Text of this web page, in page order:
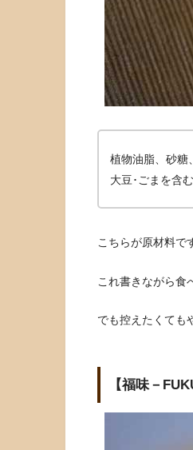
植物油脂、砂糖
大豆･ごまを含む
こちらが原材料で
これ書きながら食
でも控えたくても
【福味－